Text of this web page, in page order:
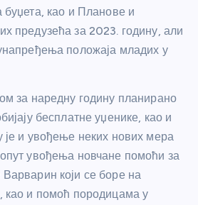
буџета, као и Планове и
предузећа за 2023. годину, али
положаја младих у
за наредну годину планирано
бесплатне уџенике, као и
и увођење неких нових мера
увођења новчане помоћи за
који се боре на
као и помоћ породицама у